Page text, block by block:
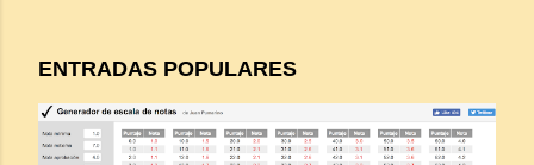
ENTRADAS POPULARES